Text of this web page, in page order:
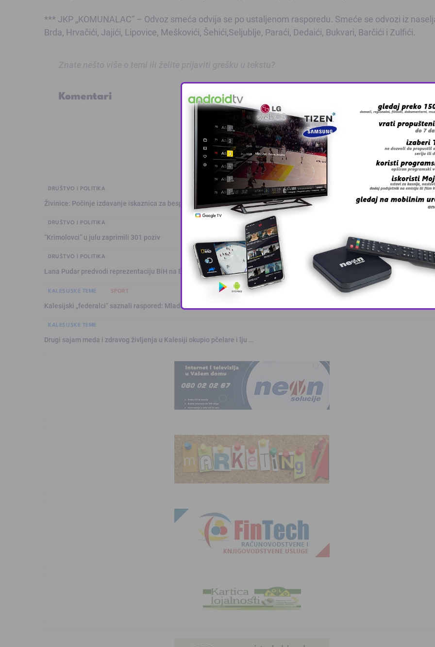
*** JKP „KOMUNALAC“ – Odvoz smeća odvija se po ustaljenom rasporedu. Smeće se odvozi iz
Brda, Hrvačići, Jajići, Lipovice, Meškovići, Šehići,Seljublje, Paraći, Dedaići, Bukvari, Barčići i Zulfići.
Komentari
DRUŠTVO I POLITIKA
Živinice: Počinje izdavanje iskaznica za besplatan prevoz
DRUŠTVO I POLITIKA
“Krimolovci” u julu zaprimili 301 poziv
DRUŠTVO I POLITIKA
Lana Pudar predvodi reprezentaciju BiH na Evropskom prvenstvu u Parizu
KALESIJSKE TEME SPORT
Kalesijski „federalci“ saznali raspored: Mladost sezonu otvara u S …
KALESIJSKE TEME
Drugi sajam meda i zdravog življenja u Kalesiji okupio pčelare i lju …